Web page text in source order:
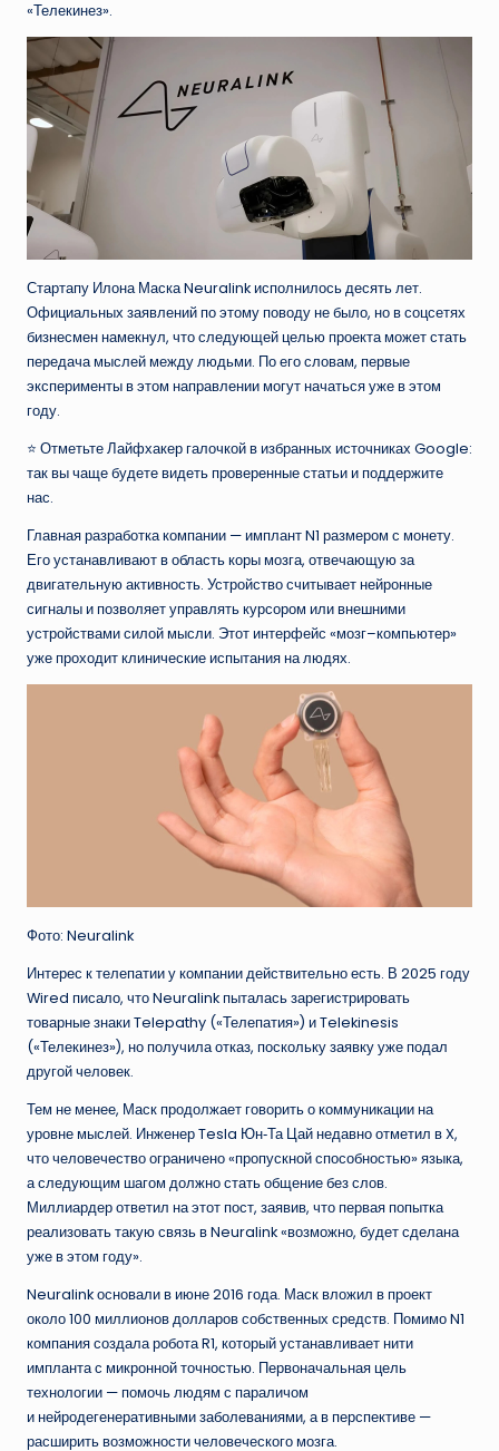
«Телекинез».
Стартапу Илона Маска Neuralink исполнилось десять лет.
Официальных заявлений по этому поводу не было, но в соцсетях
бизнесмен намекнул, что следующей целью проекта может стать
передача мыслей между людьми. По его словам, первые
эксперименты в этом направлении могут начаться уже в этом
году.
⭐ Отметьте Лайфхакер галочкой в избранных источниках Google:
так вы чаще будете видеть проверенные статьи и поддержите
нас.
Главная разработка компании — имплант N1 размером с монету.
Его устанавливают в область коры мозга, отвечающую за
двигательную активность. Устройство считывает нейронные
сигналы и позволяет управлять курсором или внешними
устройствами силой мысли. Этот интерфейс «мозг–компьютер»
уже проходит клинические испытания на людях.
Фото: Neuralink
Интерес к телепатии у компании действительно есть. В 2025 году
Wired писало, что Neuralink пыталась зарегистрировать
товарные знаки Telepathy («Телепатия») и Telekinesis
(«Телекинез»), но получила отказ, поскольку заявку уже подал
другой человек.
Тем не менее, Маск продолжает говорить о коммуникации на
уровне мыслей. Инженер Tesla Юн‑Та Цай недавно отметил в X,
что человечество ограничено «пропускной способностью» языка,
а следующим шагом должно стать общение без слов.
Миллиардер ответил на этот пост, заявив, что первая попытка
реализовать такую связь в Neuralink «возможно, будет сделана
уже в этом году».
Neuralink основали в июне 2016 года. Маск вложил в проект
около 100 миллионов долларов собственных средств. Помимо N1
компания создала робота R1, который устанавливает нити
импланта с микронной точностью. Первоначальная цель
технологии — помочь людям с параличом
и нейродегенеративными заболеваниями, а в перспективе —
расширить возможности человеческого мозга.